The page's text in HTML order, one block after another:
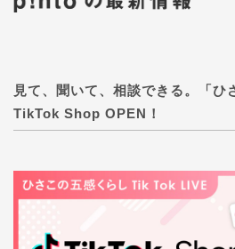
見て、聞いて、相談できる。「ひ
TikTok Shop OPEN！